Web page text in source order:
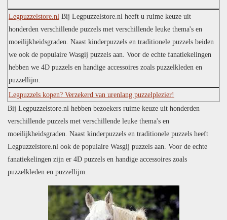
Legpuzzelstore.nl Bij Legpuzzelstore.nl heeft u ruime keuze uit
honderden verschillende puzzels met verschillende leuke thema's en
moeilijkheidsgraden. Naast kinderpuzzels en traditionele puzzels beiden
we ook de populaire Wasgij puzzels aan. Voor de echte fanatiekelingen
hebben we 4D puzzels en handige accessoires zoals puzzelkleden en
puzzellijm.
Legpuzzels kopen? Verzekerd van urenlang puzzelplezier!
Bij Legpuzzelstore.nl hebben bezoekers ruime keuze uit honderden
verschillende puzzels met verschillende leuke thema's en
moeilijkheidsgraden. Naast kinderpuzzels en traditionele puzzels heeft
Legpuzzelstore.nl ook de populaire Wasgij puzzels aan. Voor de echte
fanatiekelingen zijn er 4D puzzels en handige accessoires zoals
puzzelkleden en puzzellijm.